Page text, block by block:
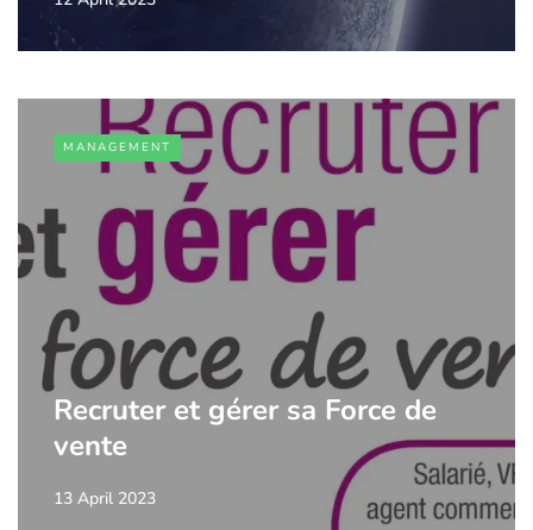
MANAGEMENT
Recruter et gérer sa Force de
vente
13 April 2023